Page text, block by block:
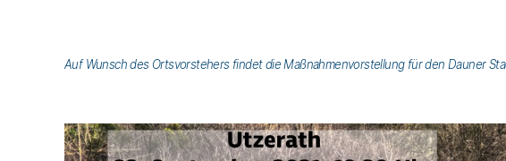
Auf Wunsch des Ortsvorstehers findet die Maßnahmenvorstellung für den Dauner